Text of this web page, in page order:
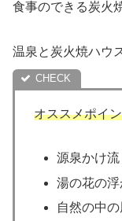
食事のできる炭火
温泉と炭火焼ハウ
オススメポイ
源泉かけ
湯の花の
自然の中